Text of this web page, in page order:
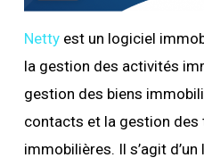
Nettyest un logiciel
la gestion des activités
gestion des biens
contacts et la gestion des
immobilières. Il s’agit